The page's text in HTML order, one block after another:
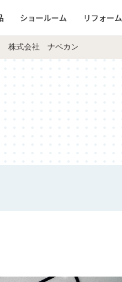
ショールーム リフォーム
式会社 ナベカン